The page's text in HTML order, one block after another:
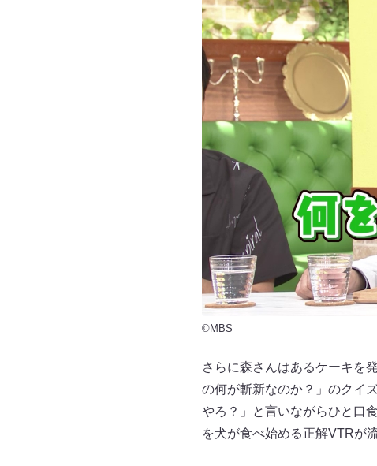
©MBS
さらに森さんはあるケーキを
の何が斬新なのか？」のクイ
やろ？」と言いながらひと口
を犬が食べ始める正解VTRが